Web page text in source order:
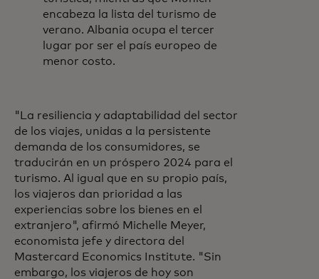
encabeza la lista del turismo de
verano. Albania ocupa el tercer
lugar por ser el país europeo de
menor costo.
"La resiliencia y adaptabilidad del sector
de los viajes, unidas a la persistente
demanda de los consumidores, se
traducirán en un próspero 2024 para el
turismo. Al igual que en su propio país,
los viajeros dan prioridad a las
experiencias sobre los bienes en el
extranjero", afirmó Michelle Meyer,
economista jefe y directora del
Mastercard Economics Institute. "Sin
embargo, los viajeros de hoy son